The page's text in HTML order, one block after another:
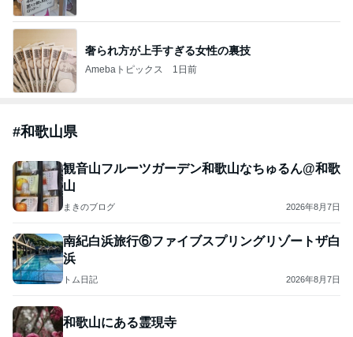
奢られ方が上手すぎる女性の裏技
Amebaトピックス 1日前
#和歌山県
観音山フルーツガーデン和歌山なちゅるん@和歌
山
まきのブログ 2026年8月7日
南紀白浜旅行⑥ファイブスプリングリゾートザ白
浜
トム日記 2026年8月7日
和歌山にある霊現寺